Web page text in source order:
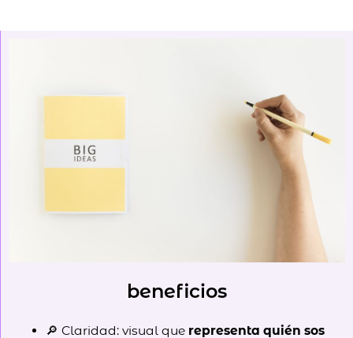
beneficios
🔎 Claridad: visual que representa quién sos